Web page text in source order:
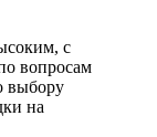
с
вопросам
выбору
на